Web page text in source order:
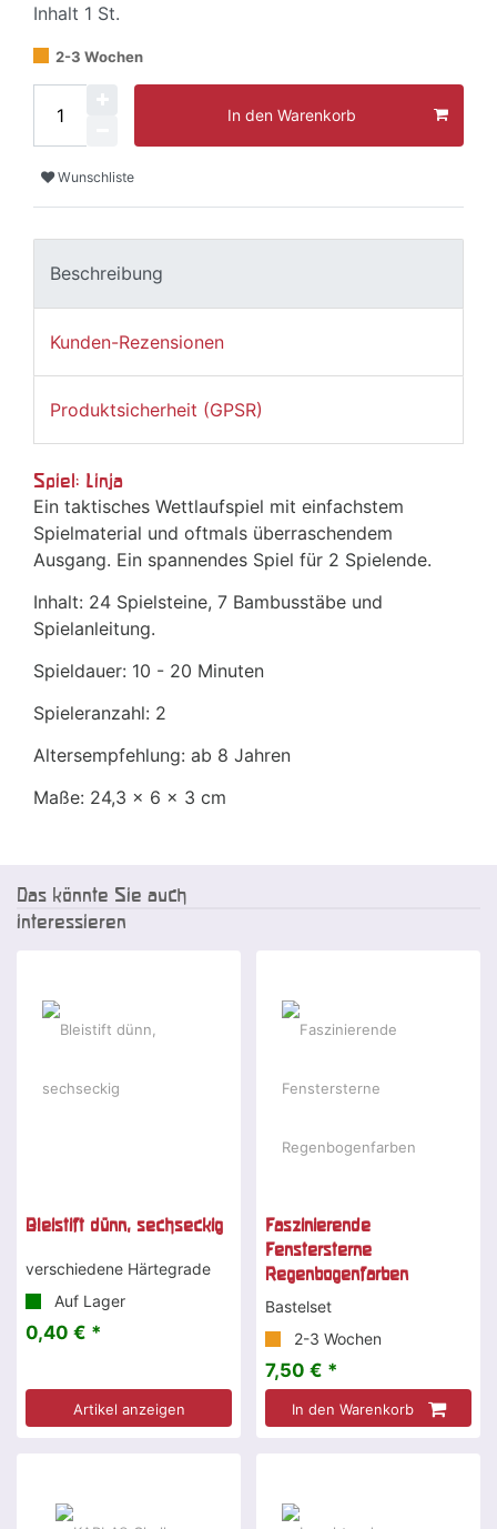
Inhalt 1 St.
2-3 Wochen
In den Warenkorb
Wunschliste
Beschreibung
Kunden-Rezensionen
Produktsicherheit (GPSR)
Spiel: Linja
Ein taktisches Wettlaufspiel mit einfachstem
Spielmaterial und oftmals überraschendem
Ausgang. Ein spannendes Spiel für 2 Spielende.
Inhalt: 24 Spielsteine, 7 Bambusstäbe und
Spielanleitung.
Spieldauer: 10 - 20 Minuten
Spieleranzahl: 2
Altersempfehlung: ab 8 Jahren
Maße: 24,3 x 6 x 3 cm
Das könnte Sie auch
interessieren
Bleistift dünn, sechseckig
verschiedene Härtegrade
Auf Lager
0,40 € *
Artikel anzeigen
Faszinierende
Fenstersterne
Regenbogenfarben
Bastelset
2-3 Wochen
7,50 € *
In den Warenkorb